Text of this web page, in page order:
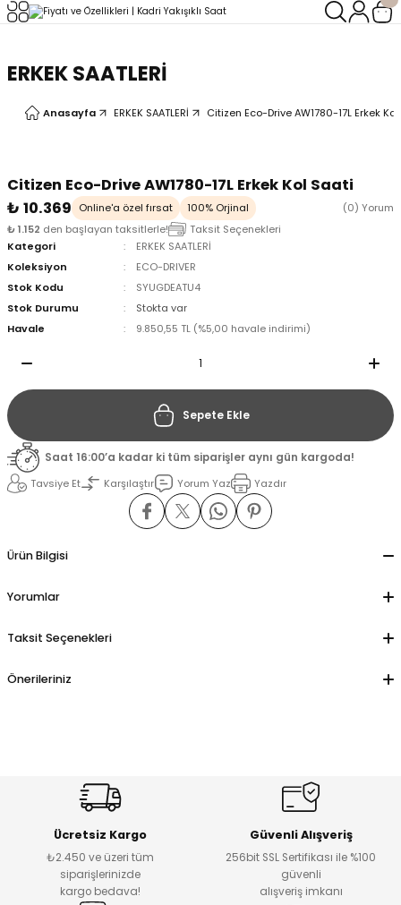
ERKEK SAATLERİ
Anasayfa ERKEK SAATLERİ Citizen Eco-Drive AW1780-17L Erkek
Citizen Eco-Drive AW1780-17L Erkek Kol Saati
₺ 10.369
Online'a özel fırsat 100% Orjinal
(0) Yorum
₺ 1.152 den başlayan taksitlerle!
Taksit Seçenekleri
Kategori
ERKEK SAATLERİ
Koleksiyon
ECO-DRIVER
Stok Kodu
SYUGDEATU4
Stok Durumu
Stokta var
Havale
9.850,55 TL (%5,00 havale indirimi)
Sepete Ekle
Saat 16:00’a kadar ki tüm siparişler aynı gün kargoda!
Tavsiye Et
Karşılaştır Yorum Yaz Yazdır
Ürün Bilgisi
Yorumlar
Taksit Seçenekleri
Önerileriniz
Ücretsiz Kargo
₺2.450 ve üzeri tüm
siparişlerinizde
kargo bedava!
Güvenli Alışveriş
256bit SSL Sertifikası ile %100
güvenli
alışveriş imkanı
Geri Dön
Geri Dön